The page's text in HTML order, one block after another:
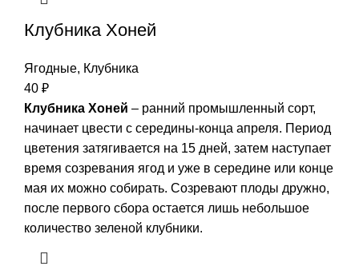
Клубника Хоней
Ягодные, Клубника
40 ₽
Клубника Хоней – ранний промышленный сорт,
начинает цвести с середины-конца апреля. Период
цветения затягивается на 15 дней, затем наступает
время созревания ягод и уже в середине или конце
мая их можно собирать. Созревают плоды дружно,
после первого сбора остается лишь небольшое
количество зеленой клубники.